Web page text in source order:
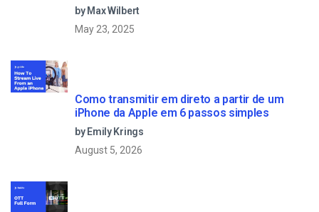
by Max Wilbert
May 23, 2025
Como transmitir em direto a partir de um
iPhone da Apple em 6 passos simples
by Emily Krings
August 5, 2026